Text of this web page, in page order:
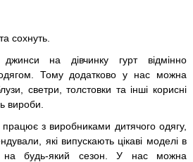
сохнуть.
на дівчинку гурт відмінно
Тому додатково у нас можна
светри, толстовки та інші корисні
вироби.
з виробниками дитячого одягу,
які випускають цікаві моделі в
на будь-який сезон. У нас можна